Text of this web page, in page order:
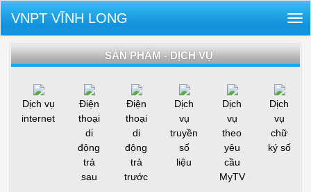
VNPT VĨNH LONG
SẢN PHẨM - DỊCH VỤ
Dịch vụ
internet
Điện
thoại
di
động
trả
sau
Điện
thoại
di
động
trả
trước
Dịch
vụ
truyền
số
liệu
Dịch
vụ
theo
yêu
cầu
MyTV
Dịch
vụ
chữ
ký số